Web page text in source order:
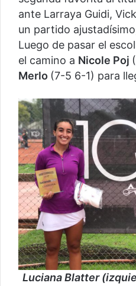
ante Larraya Guidi,
un partido
Luego de pasar el
el camino a Nicole Poj
Merlo (7-5 6-1) para
Luciana Blatter